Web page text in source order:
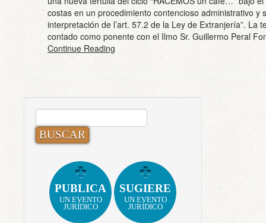
costas en un procedimiento contencioso administrativo y
interpretación de l’art. 57.2 de la Ley de Extranjería”. La
contado como ponente con el Ilmo Sr. Guillermo Peral
Continue Reading
BUSCAR:
PUBLICA
UN EVENTO
JURÍDICO
SUGIERE
UN EVENTO
JURÍDICO